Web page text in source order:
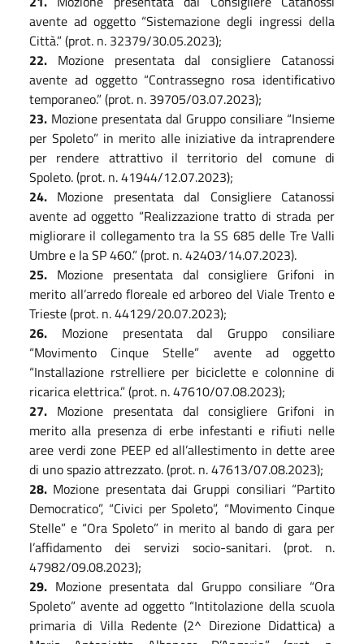
avente ad oggetto “Sistemazione degli ingressi della
Città.” (prot. n. 32379/30.05.2023);
22. Mozione presentata dal consigliere Catanossi
avente ad oggetto “Contrassegno rosa identificativo
temporaneo.” (prot. n. 39705/03.07.2023);
23. Mozione presentata dal Gruppo consiliare “Insieme
per Spoleto” in merito alle iniziative da intraprendere
per rendere attrattivo il territorio del comune di
Spoleto. (prot. n. 41944/12.07.2023);
24. Mozione presentata dal Consigliere Catanossi
avente ad oggetto “Realizzazione tratto di strada per
migliorare il collegamento tra la SS 685 delle Tre Valli
Umbre e la SP 460.” (prot. n. 42403/14.07.2023).
25. Mozione presentata dal consigliere Grifoni in
merito all’arredo floreale ed arboreo del Viale Trento e
Trieste (prot. n. 44129/20.07.2023);
26. Mozione presentata dal Gruppo consiliare
“Movimento Cinque Stelle” avente ad oggetto
“Installazione rstrelliere per biciclette e colonnine di
ricarica elettrica.” (prot. n. 47610/07.08.2023);
27. Mozione presentata dal consigliere Grifoni in
merito alla presenza di erbe infestanti e rifiuti nelle
aree verdi zone PEEP ed all’allestimento in dette aree
di uno spazio attrezzato. (prot. n. 47613/07.08.2023);
28. Mozione presentata dai Gruppi consiliari “Partito
Democratico”, “Civici per Spoleto”, “Movimento Cinque
Stelle” e “Ora Spoleto” in merito al bando di gara per
l’affidamento dei servizi socio-sanitari. (prot. n.
47982/09.08.2023);
29. Mozione presentata dal Gruppo consiliare “Ora
Spoleto” avente ad oggetto “Intitolazione della scuola
primaria di Villa Redente (2^ Direzione Didattica) a